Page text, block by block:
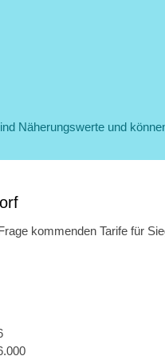
Näherungswerte und
kommenden Tarife für